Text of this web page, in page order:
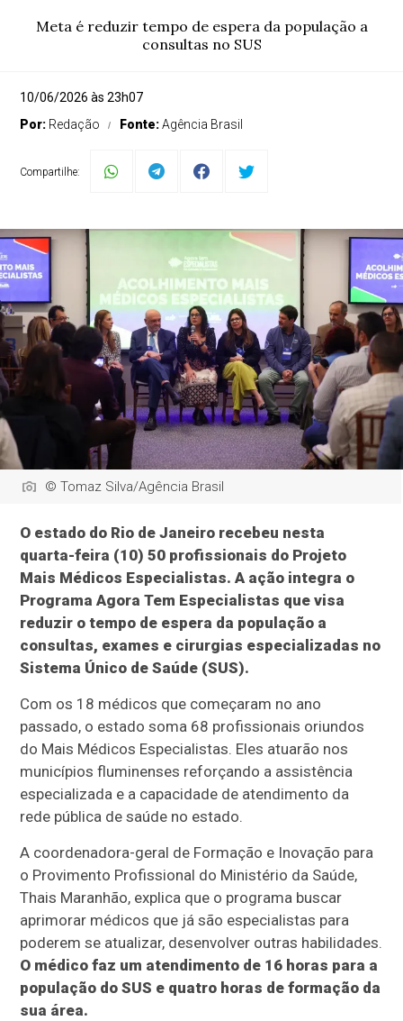
Meta é reduzir tempo de espera da população a
consultas no SUS
10/06/2026 às 23h07
Por: Redação Fonte:Agência Brasil
Compartilhe:
© Tomaz Silva/Agência Brasil
O estado do Rio de Janeiro recebeu nesta
quarta-feira (10) 50 profissionais do Projeto
Mais Médicos Especialistas. A ação integra o
Programa Agora Tem Especialistas que visa
reduzir o tempo de espera da população a
consultas, exames e cirurgias especializadas no
Sistema Único de Saúde (SUS).
Com os 18 médicos que começaram no ano
passado, o estado soma 68 profissionais oriundos
do Mais Médicos Especialistas. Eles atuarão nos
municípios fluminenses reforçando a assistência
especializada e a capacidade de atendimento da
rede pública de saúde no estado.
A coordenadora-geral de Formação e Inovação para
o Provimento Profissional do Ministério da Saúde,
Thais Maranhão, explica que o programa buscar
aprimorar médicos que já são especialistas para
poderem se atualizar, desenvolver outras habilidades.
O médico faz um atendimento de 16 horas para a
população do SUS e quatro horas de formação da
sua área.